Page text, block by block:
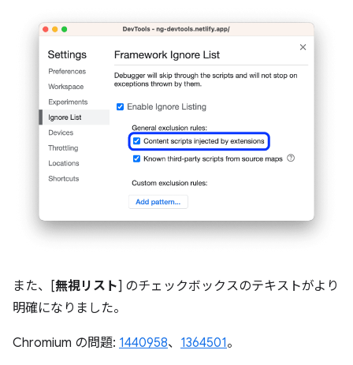
また、[無視リスト] のチェックボックスのテキストがより
明確になりました。
Chromium の問題: 1440958、 1364501。